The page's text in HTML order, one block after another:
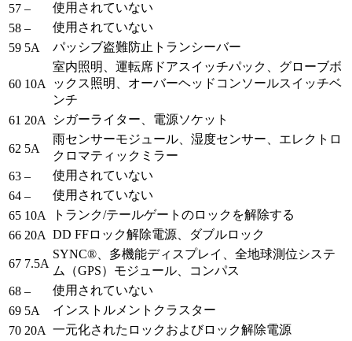
57 –
使用されていない
58 –
使用されていない
59 5A パッシブ盗難防止トランシーバー
60 10A
室内照明、運転席ドアスイッチパック、グローブボ
ックス照明、オーバーヘッドコンソールスイッチベ
ンチ
61 20A シガーライター、電源ソケット
62 5A
雨センサーモジュール、湿度センサー、エレクトロ
クロマティックミラー
63 –
使用されていない
64 –
使用されていない
65 10A
トランク/テールゲートのロックを解除する
66 20A DD FFロック解除電源、ダブルロック
67 7.5A
SYNC®、多機能ディスプレイ、全地球測位システ
ム（GPS）モジュール、コンパス
68 –
使用されていない
69 5A
インストルメントクラスター
70 20A 一元化されたロックおよびロック解除電源